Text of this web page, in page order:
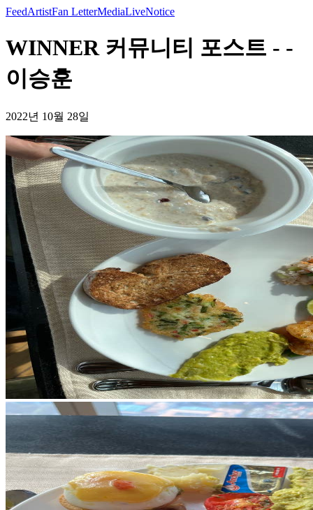
FeedArtistFan LetterMediaLiveNotice
WINNER 커뮤니티 포스트 - -
이승훈
2022년 10월 28일